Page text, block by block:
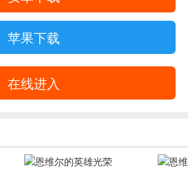
苹果下载
在线进入